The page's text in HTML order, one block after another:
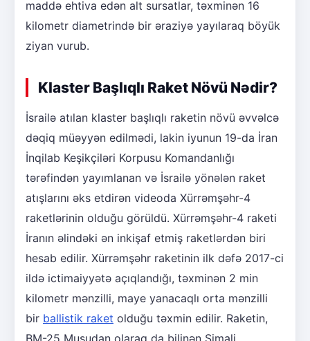
maddə ehtiva edən alt sursatlar, təxminən 16
kilometr diametrində bir əraziyə yayılaraq böyük
ziyan vurub.
Klaster Başlıqlı Raket Növü Nədir?
İsrailə atılan klaster başlıqlı raketin növü əvvəlcə
dəqiq müəyyən edilmədi, lakin iyunun 19-da İran
İnqilab Keşikçiləri Korpusu Komandanlığı
tərəfindən yayımlanan və İsrailə yönələn raket
atışlarını əks etdirən videoda Xürrəmşəhr-4
raketlərinin olduğu görüldü. Xürrəmşəhr-4 raketi
İranın əlindəki ən inkişaf etmiş raketlərdən biri
hesab edilir. Xürrəmşəhr raketinin ilk dəfə 2017-ci
ildə ictimaiyyətə açıqlandığı, təxminən 2 min
kilometr mənzilli, maye yanacaqlı orta mənzilli
bir ballistik raket olduğu təxmin edilir. Raketin,
BM-25 Musudan olaraq da bilinən Şimali